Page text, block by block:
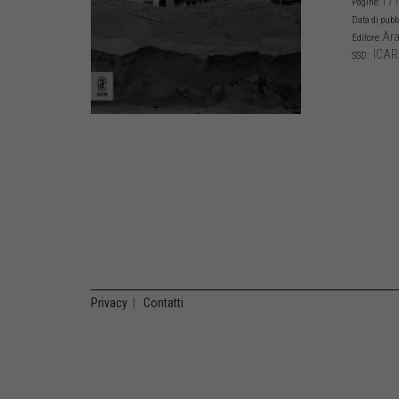
Data di
Editore:
SSD:
Privacy Contatti